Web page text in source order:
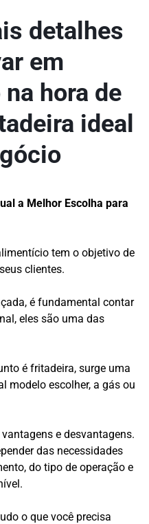
detalhes
em
hora de
ideal
a Melhor Escolha para
tem o objetivo de
clientes.
é fundamental contar
eles são uma das
é fritadeira, surge uma
modelo escolher, a gás ou
e desvantagens.
das necessidades
do tipo de operação e
o que você precisa